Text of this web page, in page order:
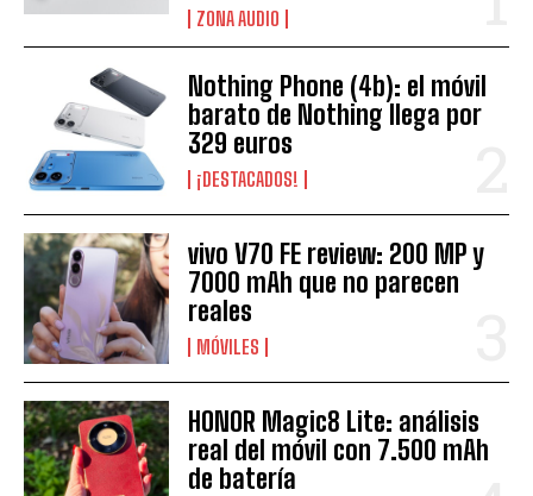
ZONA AUDIO
Nothing Phone (4b): el móvil
barato de Nothing llega por
329 euros
¡DESTACADOS!
vivo V70 FE review: 200 MP y
7000 mAh que no parecen
reales
MÓVILES
HONOR Magic8 Lite: análisis
real del móvil con 7.500 mAh
de batería